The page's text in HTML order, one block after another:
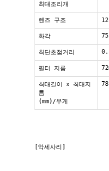
최대조리개
렌즈 구조
화각
최단초점거리
필터 지름
최대길이 x 최대지
름
(mm)/무게
[악세사리]